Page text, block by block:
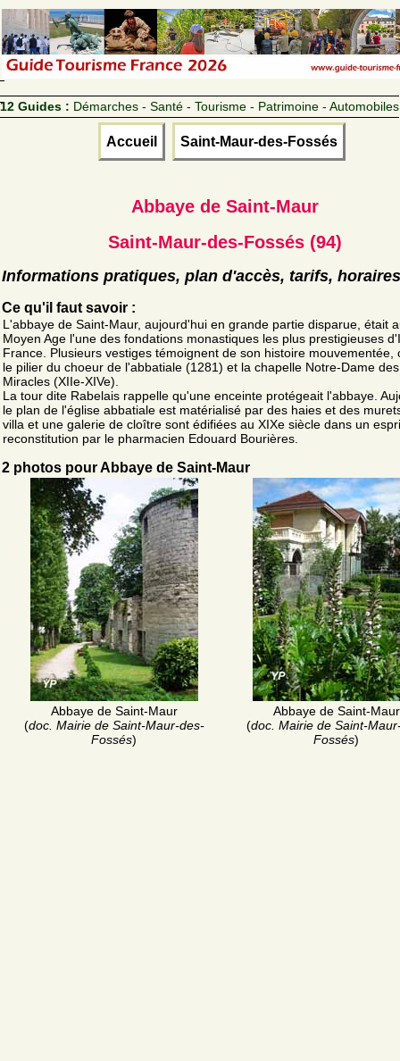
12 Guides : Démarches - Santé - Tourisme - Patrimoine - Automobiles
Accueil Saint-Maur-des-Fossés
Abbaye de Saint-Maur
Saint-Maur-des-Fossés (94)
Informations pratiques, plan d'accès, tarifs, horaires
Ce qu'il faut savoir :
L'abbaye de Saint-Maur, aujourd'hui en grande partie disparue, était
Moyen Age l'une des fondations monastiques les plus prestigieuses
France. Plusieurs vestiges témoignent de son histoire mouvementée,
le pilier du choeur de l'abbatiale (1281) et la chapelle Notre-Dame des
Miracles (XIIe-XIVe).
La tour dite Rabelais rappelle qu'une enceinte protégeait l'abbaye.
le plan de l'église abbatiale est matérialisé par des haies et des
villa et une galerie de cloître sont édifiées au XIXe siècle dans un
reconstitution par le pharmacien Edouard Bourières.
2 photos pour Abbaye de Saint-Maur
Abbaye de Saint-Maur
(doc. Mairie de Saint-Maur-des-
Fossés)
Abbaye de Saint-Maur
(doc. Mairie de Saint-
Fossés)